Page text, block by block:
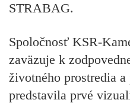
STRABAG.
Spoločnosť KSR-
zaväzuje k
životného prostredia a
predstavila prvé